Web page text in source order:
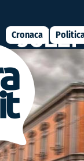
Cronaca